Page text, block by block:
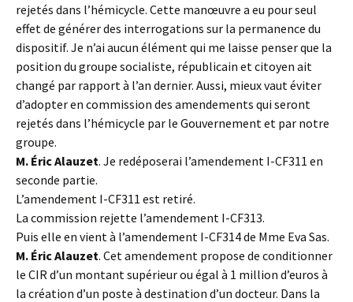
rejetés dans l’hémicycle. Cette manœuvre a eu pour seul
effet de générer des interrogations sur la permanence du
dispositif. Je n’ai aucun élément qui me laisse penser que la
position du groupe socialiste, républicain et citoyen ait
changé par rapport à l’an dernier. Aussi, mieux vaut éviter
d’adopter en commission des amendements qui seront
rejetés dans l’hémicycle par le Gouvernement et par notre
groupe.
M. Éric Alauzet. Je redéposerai l’amendement I-CF311 en
seconde partie.
L’amendement I-CF311 est retiré.
La commission rejette l’amendement I-CF313.
Puis elle en vient à l’amendement I-CF314 de Mme Eva Sas.
M. Éric Alauzet. Cet amendement propose de conditionner
le CIR d’un montant supérieur ou égal à 1 million d’euros à
la création d’un poste à destination d’un docteur. Dans la